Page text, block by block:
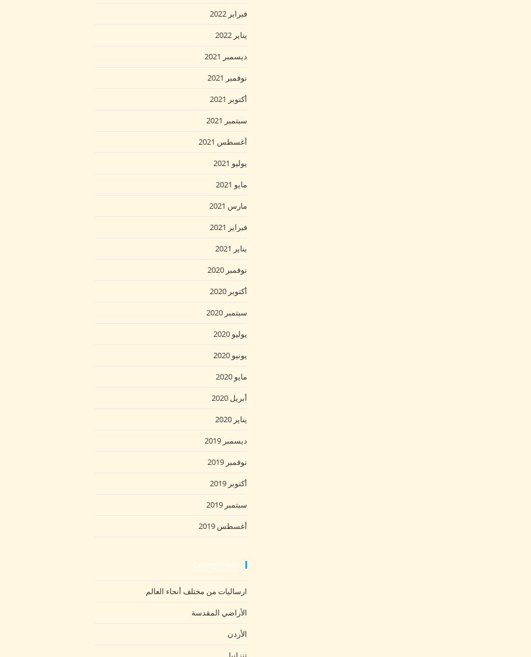
فبراير 2022
يناير 2022
ديسمبر 2021
نوفمبر 2021
أكتوبر 2021
سبتمبر 2021
أغسطس 2021
يوليو 2021
مايو 2021
مارس 2021
فبراير 2021
يناير 2021
نوفمبر 2020
أكتوبر 2020
سبتمبر 2020
يوليو 2020
يونيو 2020
مايو 2020
أبريل 2020
يناير 2020
ديسمبر 2019
نوفمبر 2019
أكتوبر 2019
سبتمبر 2019
أغسطس 2019
Categories
ارساليات من مختلف أنحاء العالم
الأراضي المقدسة
الأردن